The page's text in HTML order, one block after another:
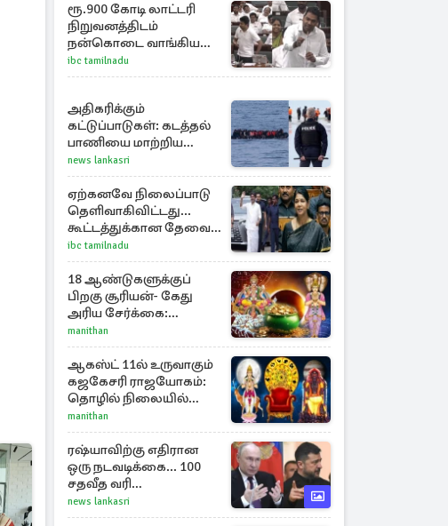
ரூ.900 கோடி லாட்டரி
நிறுவனத்திடம்
நன்கொடை வாங்கியது
ஏன்? உதயநிதி - ஆதவ்
விவாதம்
ibc tamilnadu
அதிகரிக்கும்
கட்டுப்பாடுகள்: கடத்தல்
பாணியை மாற்றிய
ஆட்கடத்தல்காரர்கள்
news lankasri
ஏற்கனவே நிலைப்பாடு
தெளிவாகிவிட்டது...
கூட்டத்துக்கான தேவை
என்ன? - கனிமொழி
விமர்சனம்
ibc tamilnadu
18 ஆண்டுகளுக்குப்
பிறகு சூரியன்- கேது
அரிய சேர்க்கை:
அதிர்ஷ்டம் பெறும் 3
ராசிகள்!
manithan
ஆகஸ்ட் 11ல் உருவாகும்
கஜகேசரி ராஜயோகம்:
தொழில் நிலையில்
அதிர்ஷ்டம் பெறும் 3
ராசிகள்!
manithan
ரஷ்யாவிற்கு எதிரான
ஒரு நடவடிக்கை... 100
சதவீத வரி
அச்சுறுத்தலில் சீனாவும்
இந்தியாவும்
news lankasri